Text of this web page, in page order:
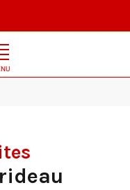
des retraites : mise en